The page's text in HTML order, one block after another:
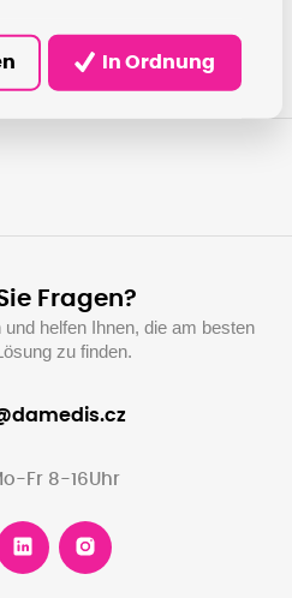
Fragen?
helfen Ihnen, die am besten
zu finden.
Fr 8-16Uhr
In Ordnung